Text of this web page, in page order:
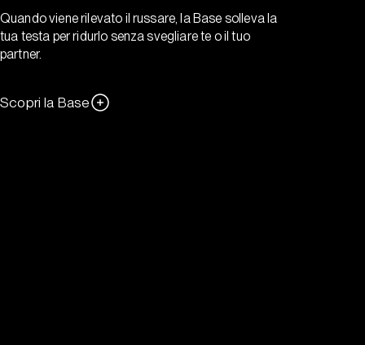
Quando viene rilevato il russare, la Base solleva la
tua testa per ridurlo senza svegliare te o il tuo
partner.
Scopri la Base